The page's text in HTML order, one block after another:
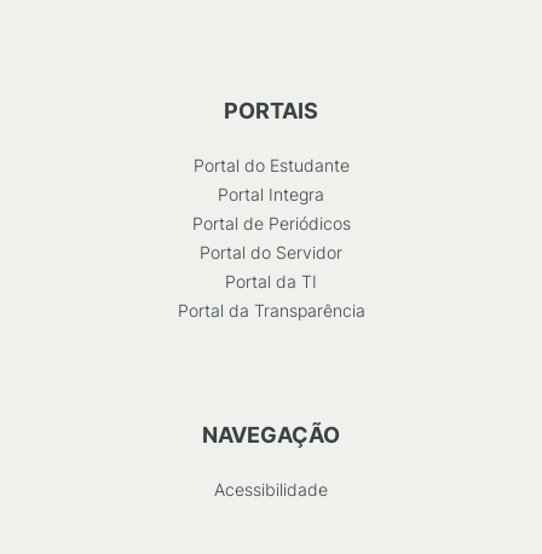
PORTAIS
Portal do Estudante
Portal Integra
Portal de Periódicos
Portal do Servidor
Portal da TI
Portal da Transparência
NAVEGAÇÃO
Acessibilidade